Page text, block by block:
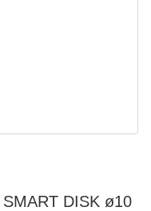
DISK ø10